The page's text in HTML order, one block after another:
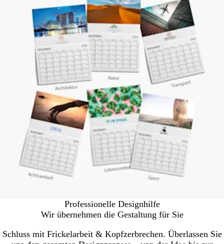
Professionelle Designhilfe
Wir übernehmen die Gestaltung für Sie
Schluss mit Frickelarbeit & Kopfzerbrechen. Überlassen Sie